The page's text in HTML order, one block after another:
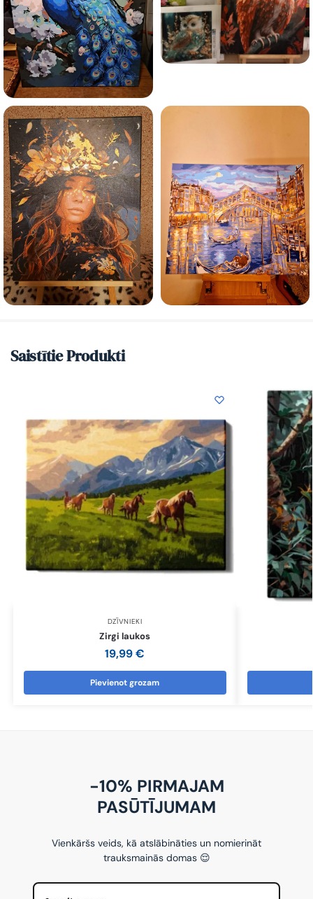
Saistītie Produkti
DZĪVNIEKI
Zirgi laukos
19,99€
Pievienot grozam
-10% PIRMAJAM
PASŪTĪJUMAM
Vienkāršs veids, kā atslābināties un nomierināt
trauksmainās domas 😌